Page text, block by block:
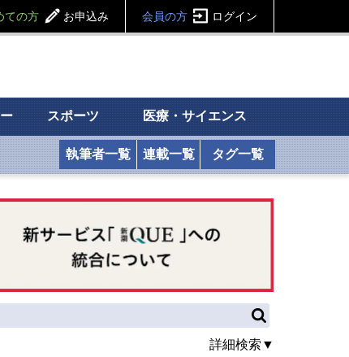
ての方 お申込み 会員の方 ログイン
スポーツ 医療・サイエンス
執筆者一覧 連載一覧 タグ一覧
詳細検索▼